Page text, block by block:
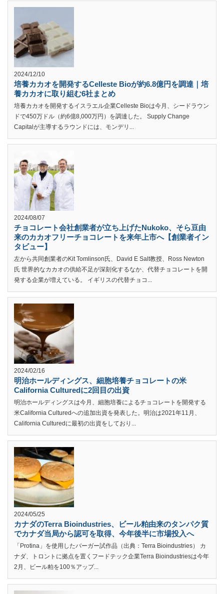
2024/12/10
培養カカオを開発するCelleste Bioが約6.8億円を調達｜培
養カカオに取り組む6社まとめ
培養カカオを開発するイスラエル企業Celleste Bioは今月、シードラウン
ドで450万ドル（約6億8,000万円）を調達した。 Supply Change
Capitalが主導するラウンドには、モンデリ...
2024/08/07
チョコレート会社創業者が立ち上げたNukoko、そら豆由
来のカカオフリーチョコレートを来年上市へ【創業者イン
タビュー】
左から共同創業者のKit Tomlinson氏、David E Salt教授、Ross Newton
氏 世界的なカカオの供給不足が深刻化するなか、代替チョコレートを開
発する企業が増えている。 イギリスの代替チョコ...
2024/02/16
明治ホールディングス、細胞培養チョコレートの米
California Culturedに2回目の出資
明治ホールディングスは今月、細胞培養によるチョコレートを開発する
米California Culturedへの追加出資を発表した。明治は2021年11月、
California Culturedに最初の出資をしており...
2024/05/25
カナダのTerra Bioindustries、ビール粕由来のタンパク質
でカナダ当局から認可を取得、今年後半に市場投入へ
「Protina」を使用したバーガー試作品（出典：Terra Bioindustries） カ
ナダ、トロントに拠点を置くフードテック企業Terra Bioindustriesは今年
2月、ビール粕を100％アップ...